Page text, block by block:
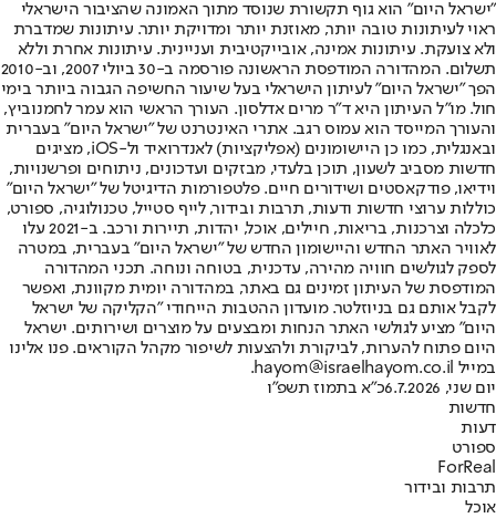
"ישראל היום" הוא גוף תקשורת שנוסד מתוך האמונה שהציבור הישראלי
ראוי לעיתונות טובה יותר, מאוזנת יותר ומדויקת יותר. עיתונות שמדברת
ולא צועקת. עיתונות אמינה, אובייקטיבית ועניינית. עיתונות אחרת וללא
תשלום. המהדורה המודפסת הראשונה פורסמה ב-30 ביולי 2007, וב-2010
הפך "ישראל היום" לעיתון הישראלי בעל שיעור החשיפה הגבוה ביותר בימי
חול. מו"ל העיתון היא ד"ר מרים אדלסון. העורך הראשי הוא עמר לחמנוביץ,
והעורך המייסד הוא עמוס רגב. אתרי האינטרנט של "ישראל היום" בעברית
ובאנגלית, כמו כן היישומונים (אפליקציות) לאנדרואיד ול-iOS, מציגים
חדשות מסביב לשעון, תוכן בלעדי, מבזקים ועדכונים, ניתוחים ופרשנויות,
וידיאו, פודקאסטים ושידורים חיים. פלטפורמות הדיגיטל של "ישראל היום"
כוללות ערוצי חדשות ודעות, תרבות ובידור, לייף סטייל, טכנולוגיה, ספורט,
כלכלה וצרכנות, בריאות, חיילים, אוכל, יהדות, תיירות ורכב. ב-2021 עלו
לאוויר האתר החדש והיישומון החדש של "ישראל היום" בעברית, במטרה
לספק לגולשים חוויה מהירה, עדכנית, בטוחה ונוחה. תכני המהדורה
המודפסת של העיתון זמינים גם באתר, במהדורה יומית מקוונת, ואפשר
לקבל אותם גם בניוזלטר. מועדון ההטבות הייחודי "הקליקה של ישראל
היום" מציע לגולשי האתר הנחות ומבצעים על מוצרים ושירותים. ישראל
היום פתוח להערות, לביקורת ולהצעות לשיפור מקהל הקוראים. פנו אלינו
במייל hayom@israelhayom.co.il.
יום שני, 6.7.2026
כ"א בתמוז תשפ"ו
חדשות
דעות
ספורט
ForReal
תרבות ובידור
אוכל